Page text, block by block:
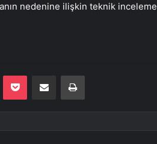
nedenine ilişkin teknik inceleme
Pocket E-Posta ile paylaş Yazdır